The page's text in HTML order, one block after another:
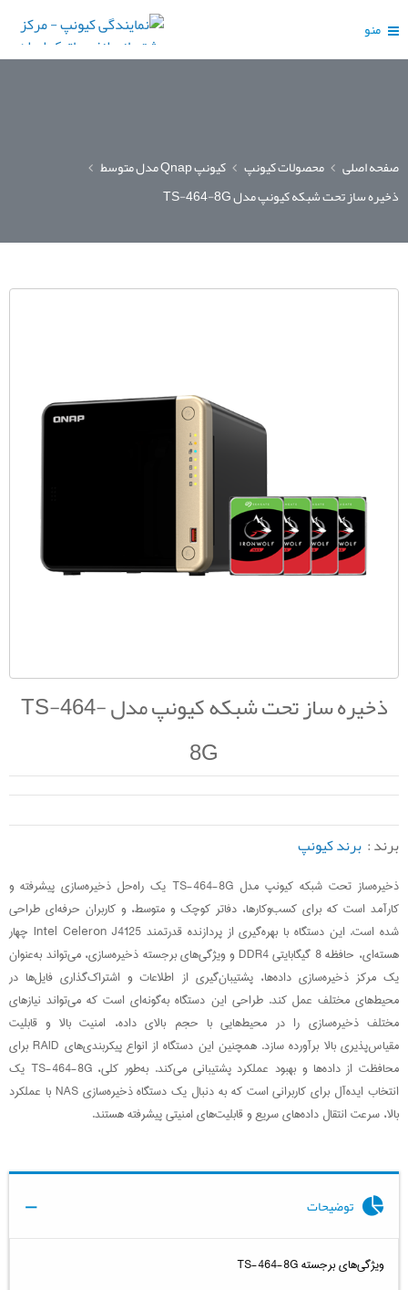
منو
صفحه اصلی محصولات کیونپ
کیونپ Qnap مدل متوسط
ذخیره ساز تحت شبکه کیونپ مدل TS-464-8G
ذخیره ساز تحت شبکه کیونپ مدل TS-464-
8G
برند : برند کیونپ
ذخیره‌ساز تحت شبکه کیونپ مدل TS-464-8G یک راه‌حل ذخیره‌سازی پیشرفته و
کارآمد است که برای کسب‌وکارها، دفاتر کوچک و متوسط، و کاربران حرفه‌ای طراحی
شده است. این دستگاه با بهره‌گیری از پردازنده قدرتمند Intel Celeron J4125 چهار
هسته‌ای، حافظه 8 گیگابایتی DDR4 و ویژگی‌های برجسته ذخیره‌سازی، می‌تواند به‌عنوان
یک مرکز ذخیره‌سازی داده‌ها، پشتیبان‌گیری از اطلاعات و اشتراک‌گذاری فایل‌ها در
محیط‌های مختلف عمل کند. طراحی این دستگاه به‌گونه‌ای است که می‌تواند نیازهای
مختلف ذخیره‌سازی را در محیط‌هایی با حجم بالای داده، امنیت بالا و قابلیت
مقیاس‌پذیری بالا برآورده سازد. همچنین این دستگاه از انواع پیکربندی‌های RAID برای
محافظت از داده‌ها و بهبود عملکرد پشتیبانی می‌کند. به‌طور کلی، TS-464-8G یک
انتخاب ایده‌آل برای کاربرانی است که به دنبال یک دستگاه ذخیره‌سازی NAS با عملکرد
بالا، سرعت انتقال داده‌های سریع و قابلیت‌های امنیتی پیشرفته هستند.
توضیحات
ویژگی‌های برجسته TS-464-8G